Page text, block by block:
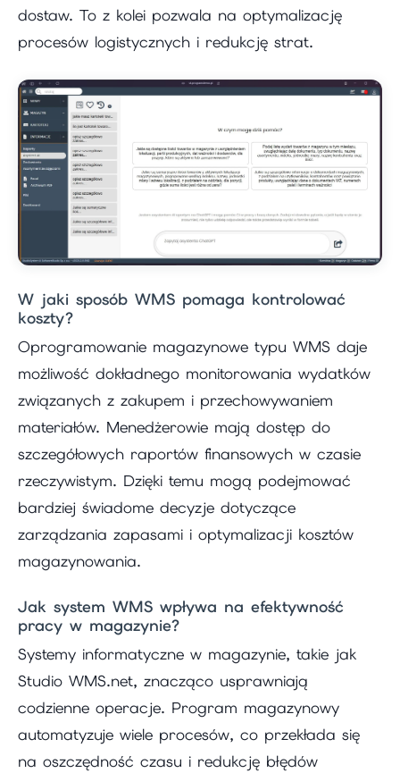
dostaw. To z kolei pozwala na optymalizację
procesów logistycznych i redukcję strat.
W jaki sposób WMS pomaga kontrolować
koszty?
Oprogramowanie magazynowe typu WMS daje
możliwość dokładnego monitorowania wydatków
związanych z zakupem i przechowywaniem
materiałów. Menedżerowie mają dostęp do
szczegółowych raportów finansowych w czasie
rzeczywistym. Dzięki temu mogą podejmować
bardziej świadome decyzje dotyczące
zarządzania zapasami i optymalizacji kosztów
magazynowania.
Jak system WMS wpływa na efektywność
pracy w magazynie?
Systemy informatyczne w magazynie, takie jak
Studio WMS.net, znacząco usprawniają
codzienne operacje. Program magazynowy
automatyzuje wiele procesów, co przekłada się
na oszczędność czasu i redukcję błędów